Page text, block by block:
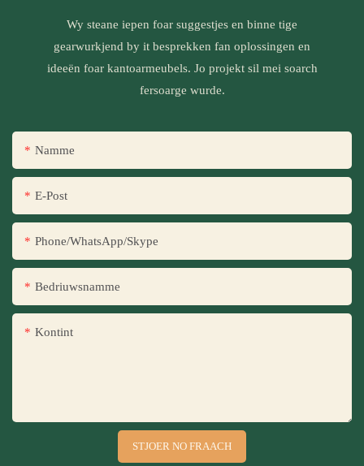
Wy steane iepen foar suggestjes en binne tige
gearwurkjend by it besprekken fan oplossingen en
ideeën foar kantoarmeubels. Jo projekt sil mei soarch
fersoarge wurde.
Namme
E-Post
Phone/WhatsApp/Skype
Bedriuwsnamme
Kontint
STJOER NO FRAACH